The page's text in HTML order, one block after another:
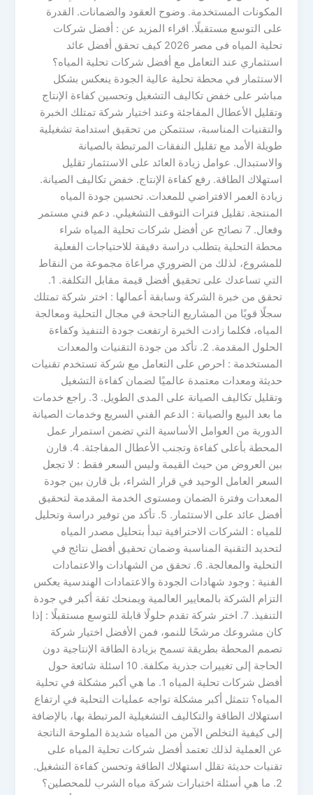
المكونات المستخدمة. وضوح العقود والضمانات. القدرة
على التوسع مستقبلًا. اقراء المزيد عن : أفضل شركات
تحلية المياه فى مصر 2026 كيف تحقق أفضل عائد
استثماري عند التعامل مع أفضل شركات تحلية المياه؟
الاستثمار في محطة تحلية عالية الجودة ينعكس بشكل
مباشر على خفض تكاليف التشغيل وتحسين كفاءة الإنتاج
وتقليل الأعطال المفاجئة وعند اختيار شركة تمتلك الخبرة
والتقنيات المناسبة، ستتمكن من تحقيق استدامة تشغيلية
طويلة الأمد مع تقليل النفقات المرتبطة بالصيانة
والاستبدال. عوامل زيادة العائد على الاستثمار تقليل
استهلاك الطاقة. رفع كفاءة الإنتاج. خفض تكاليف الصيانة.
زيادة العمر الافتراضي للمعدات. تحسين جودة المياه
المنتجة. تقليل فترات التوقف التشغيلي. دعم فني مستمر
وفعال. 7 نصائح عن أفضل شركات تحلية المياه شراء
محطة التحلية يتطلب دراسة دقيقة للاحتياجات الفعلية
للمشروع، لذلك من الضروري مراعاة مجموعة من النقاط
التي تساعدك على تحقيق أفضل قيمة مقابل التكلفة. 1.
تحقق من خبرة الشركة وسابقة أعمالها : اختر شركة تمتلك
سجلًا قويًا من المشاريع الناجحة في مجال التحلية ومعالجة
المياه، فكلما زادت الخبرة ارتفعت جودة التنفيذ وكفاءة
الحلول المقدمة. 2. تأكد من جودة التقنيات والمعدات
المستخدمة : احرص على التعامل مع شركة تستخدم تقنيات
حديثة ومعدات معتمدة عالميًا لضمان كفاءة التشغيل
وتقليل تكاليف الصيانة على المدى الطويل. 3. راجع خدمات
ما بعد البيع والصيانة : الدعم الفني السريع وخدمات الصيانة
الدورية من العوامل الأساسية التي تضمن استمرار عمل
المحطة بأعلى كفاءة وتجنب الأعطال المفاجئة. 4. قارن
بين العروض من حيث القيمة وليس السعر فقط : لا تجعل
السعر العامل الوحيد في قرار الشراء، بل قارن بين جودة
المعدات وفترة الضمان ومستوى الخدمة المقدمة لتحقيق
أفضل عائد على الاستثمار. 5. تأكد من توفير دراسة وتحليل
للمياه : الشركات الاحترافية تبدأ بتحليل مصدر المياه
لتحديد التقنية المناسبة وضمان تحقيق أفضل نتائج في
التحلية والمعالجة. 6. تحقق من الشهادات والاعتمادات
الفنية : وجود شهادات الجودة والاعتمادات الهندسية يعكس
التزام الشركة بالمعايير العالمية ويمنحك ثقة أكبر في جودة
التنفيذ. 7. اختر شركة تقدم حلولًا قابلة للتوسع مستقبلًا : إذا
كان مشروعك مرشحًا للنمو، فمن الأفضل اختيار شركة
تصمم المحطة بطريقة تسمح بزيادة الطاقة الإنتاجية دون
الحاجة إلى تغييرات جذرية مكلفة. 10 اسئلة شائعة حول
أفضل شركات تحلية المياه 1. ما هي أكبر مشكلة في تحلية
المياه؟ تتمثل أكبر مشكلة تواجه عمليات التحلية في ارتفاع
استهلاك الطاقة والتكاليف التشغيلية المرتبطة بها، بالإضافة
إلى كيفية التخلص الآمن من المياه شديدة الملوحة الناتجة
عن العملية لذلك تعتمد أفضل شركات تحلية المياه على
تقنيات حديثة تقلل استهلاك الطاقة وتحسن كفاءة التشغيل.
2. ما هي أسئلة اختبارات شركة مياه الشرب للمحصلين؟